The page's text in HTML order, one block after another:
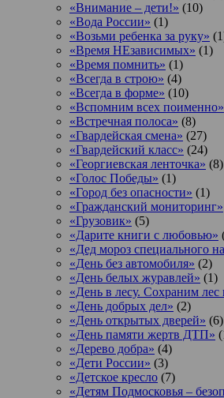
«Внимание – дети!» (10)
«Вода России» (1)
«Возьми ребенка за руку»
«Время НЕзависимых» (1)
«Время помнить» (1)
«Всегда в строю» (4)
«Всегда в форме» (10)
«Вспомним всех поименно»
«Встречная полоса» (8)
«Гвардейская смена» (27)
«Гвардейский класс» (24)
«Георгиевская ленточка» (8)
«Голос Победы» (1)
«Город без опасности» (1)
«Гражданский мониторинг»
«Грузовик» (5)
«Дарите книги с любовью»
«Дед мороз специального
«День без автомобиля» (2)
«День белых журавлей» (1)
«День в лесу. Сохраним лес
«День добрых дел» (2)
«День открытых дверей» (6)
«День памяти жертв ДТП»
«Дерево добра» (4)
«Дети России» (3)
«Детское кресло (7)
«Детям Подмосковья –